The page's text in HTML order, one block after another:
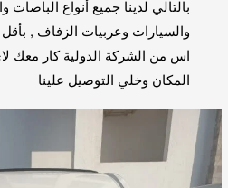
بالتالي لدينا جميع أنواع الباصات
والسيارات وعربيات الزفاف ,
اس من الشركة الدولية كار معك
المكان وخلي التوصيل علينا